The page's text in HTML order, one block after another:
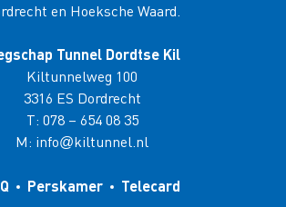
en Hoeksche Waard.
Tunnel Dordtse Kil
Kiltunnelweg 100
3316 ES Dordrecht
T: 078 – 654 08 35
M: info@kiltunnel.nl
Perskamer Telecard